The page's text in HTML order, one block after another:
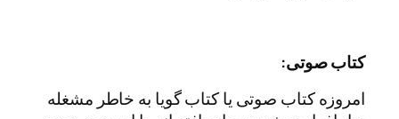
کتاب صوتی:
امروزه کتاب صوتی یا کتاب گویا به خاطر مشغله